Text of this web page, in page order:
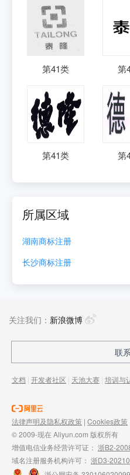
第41类 第
第41类 第
所属区域
湖南商标注册
长沙商标注册